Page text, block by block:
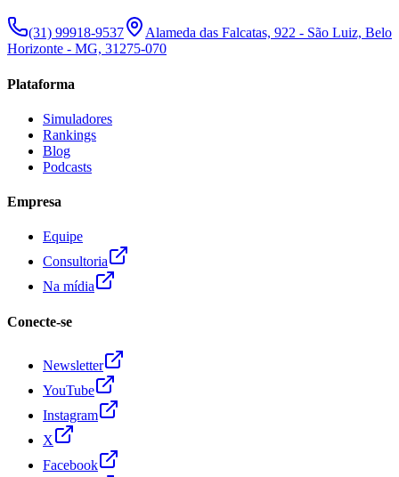
(31) 99918-9537
Alameda das Falcatas, 922 - São Luiz, Belo
Horizonte - MG, 31275-070
Plataforma
Simuladores
Rankings
Blog
Podcasts
Empresa
Equipe
Consultoria
Na mídia
Conecte-se
Newsletter
YouTube
Instagram
X
Facebook